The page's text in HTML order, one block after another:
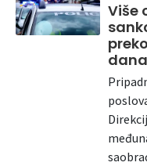
Više
dana